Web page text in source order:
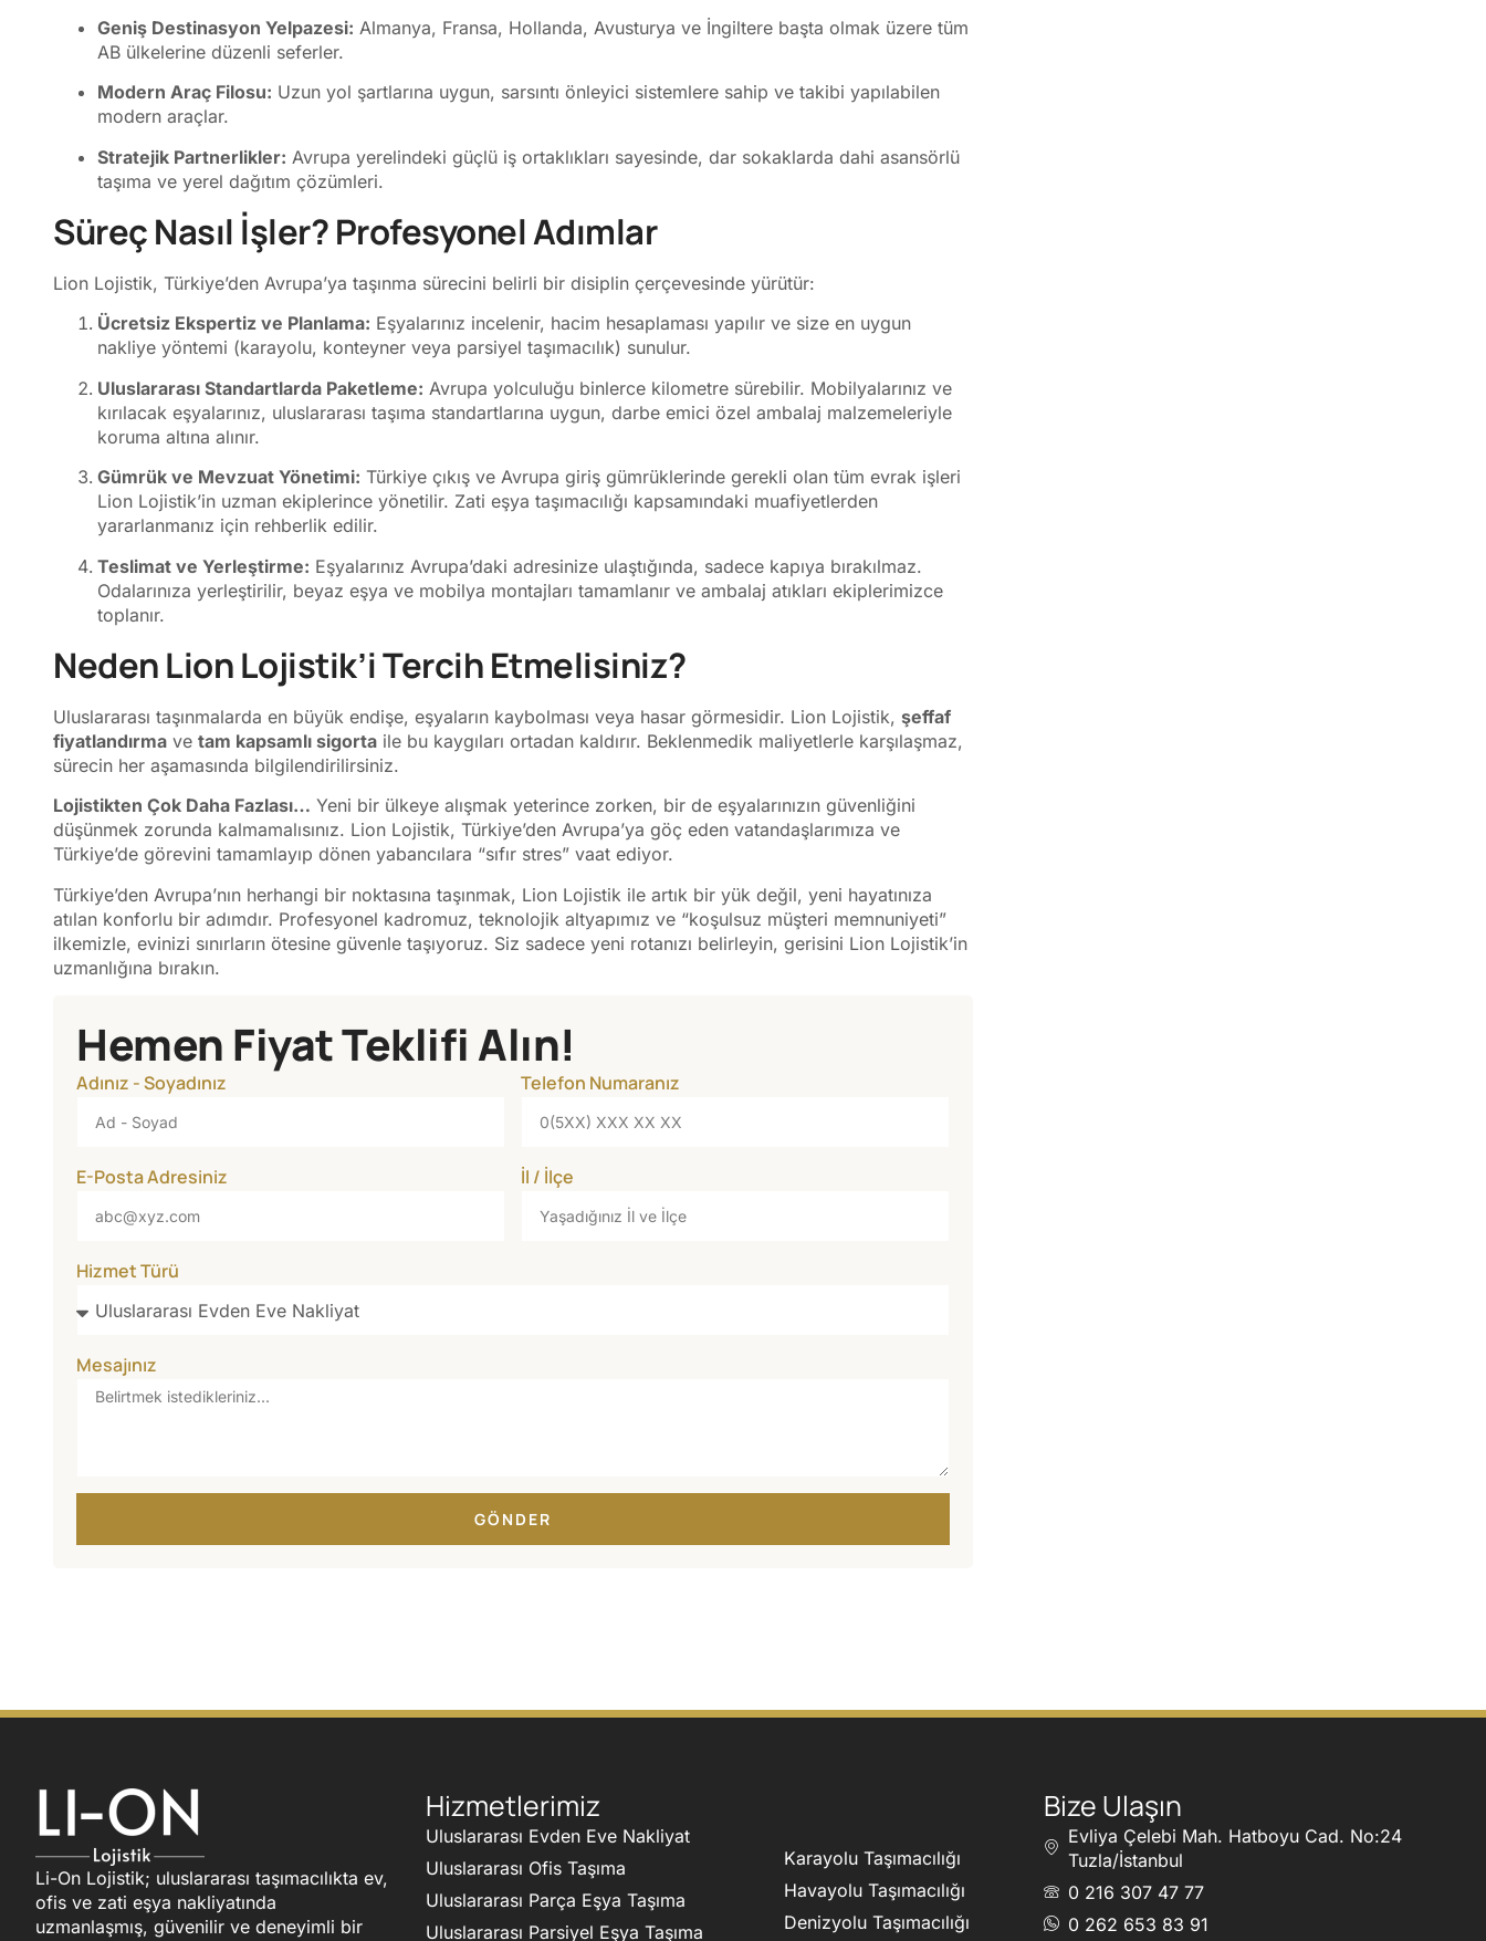
Geniş Destinasyon Yelpazesi: Almanya, Fransa, Hollanda, Avusturya ve İngiltere başta olmak üzere tüm
AB ülkelerine düzenli seferler.
Modern Araç Filosu: Uzun yol şartlarına uygun, sarsıntı önleyici sistemlere sahip ve takibi yapılabilen
modern araçlar.
Stratejik Partnerlikler: Avrupa yerelindeki güçlü iş ortaklıkları sayesinde, dar sokaklarda dahi asansörlü
taşıma ve yerel dağıtım çözümleri.
Süreç Nasıl İşler? Profesyonel Adımlar
Lion Lojistik, Türkiye’den Avrupa’ya taşınma sürecini belirli bir disiplin çerçevesinde yürütür:
Ücretsiz Ekspertiz ve Planlama: Eşyalarınız incelenir, hacim hesaplaması yapılır ve size en uygun
nakliye yöntemi (karayolu, konteyner veya parsiyel taşımacılık) sunulur.
Uluslararası Standartlarda Paketleme: Avrupa yolculuğu binlerce kilometre sürebilir. Mobilyalarınız ve
kırılacak eşyalarınız, uluslararası taşıma standartlarına uygun, darbe emici özel ambalaj malzemeleriyle
koruma altına alınır.
Gümrük ve Mevzuat Yönetimi: Türkiye çıkış ve Avrupa giriş gümrüklerinde gerekli olan tüm evrak işleri
Lion Lojistik’in uzman ekiplerince yönetilir. Zati eşya taşımacılığı kapsamındaki muafiyetlerden
yararlanmanız için rehberlik edilir.
Teslimat ve Yerleştirme: Eşyalarınız Avrupa’daki adresinize ulaştığında, sadece kapıya bırakılmaz.
Odalarınıza yerleştirilir, beyaz eşya ve mobilya montajları tamamlanır ve ambalaj atıkları ekiplerimizce
toplanır.
Neden Lion Lojistik’i Tercih Etmelisiniz?
Uluslararası taşınmalarda en büyük endişe, eşyaların kaybolması veya hasar görmesidir. Lion Lojistik, şeffaf
fiyatlandırma ve tam kapsamlı sigorta ile bu kaygıları ortadan kaldırır. Beklenmedik maliyetlerle karşılaşmaz,
sürecin her aşamasında bilgilendirilirsiniz.
Lojistikten Çok Daha Fazlası… Yeni bir ülkeye alışmak yeterince zorken, bir de eşyalarınızın güvenliğini
düşünmek zorunda kalmamalısınız. Lion Lojistik, Türkiye’den Avrupa’ya göç eden vatandaşlarımıza ve
Türkiye’de görevini tamamlayıp dönen yabancılara “sıfır stres” vaat ediyor.
Türkiye’den Avrupa’nın herhangi bir noktasına taşınmak, Lion Lojistik ile artık bir yük değil, yeni hayatınıza
atılan konforlu bir adımdır. Profesyonel kadromuz, teknolojik altyapımız ve “koşulsuz müşteri memnuniyeti”
ilkemizle, evinizi sınırların ötesine güvenle taşıyoruz. Siz sadece yeni rotanızı belirleyin, gerisini Lion Lojistik’in
uzmanlığına bırakın.
Hemen Fiyat Teklifi Alın!
Adınız - Soyadınız Telefon Numaranız
E-Posta Adresiniz İl / İlçe
Hizmet Türü
Mesajınız
GÖNDER
Li-On Lojistik; uluslararası taşımacılıkta ev,
ofis ve zati eşya nakliyatında
uzmanlaşmış, güvenilir ve deneyimli bir
Hizmetlerimiz
Uluslararası Evden Eve Nakliyat
Uluslararası Ofis Taşıma
Uluslararası Parça Eşya Taşıma
Uluslararası Parsiyel Eşya Taşıma
Karayolu Taşımacılığı
Havayolu Taşımacılığı
Denizyolu Taşımacılığı
Bize Ulaşın
Evliya Çelebi Mah. Hatboyu Cad. No:24
Tuzla/İstanbul
0 216 307 47 77
0 262 653 83 91